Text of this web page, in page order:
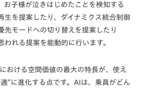
お子様が泣きはじめたことを検知する
生を提案したり、ダイナミクス統合制御
先モードへの切り替えを提案したり
われる提案を能動的に行います。
おける空間価値の最大の特長が、使え
”に進化する点です。AIは、乗員がどん